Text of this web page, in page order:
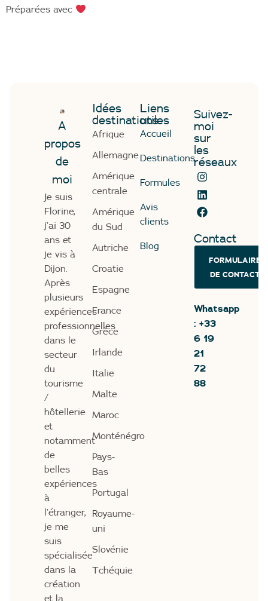
Préparées avec
A
propos
de
moi
Je suis
Florine,
j’ai 30
ans et
je vis à
Dijon.
Après
plusieurs
expériences
professionnelles
dans le
secteur
du
tourisme
/
hôtellerie
et
notamment
de
belles
expériences
à
l’étranger,
je me
suis
spécialisée
dans la
création
et la
Idées
destinations
Afrique
Allemagne
Amérique
centrale
Amérique
du Sud
Autriche
Croatie
Espagne
France
Grèce
Irlande
Italie
Malte
Maroc
Monténégro
Pays-
Bas
Portugal
Royaume-
uni
Slovénie
Tchéquie
Liens
utiles
Accueil
Destinations
Formules
Avis
clients
Blog
Suivez-
moi
sur
les
réseaux
Contact
FORMULAIRE
DE CONTACT
Whatsapp
: +33
6 19
21
72
88